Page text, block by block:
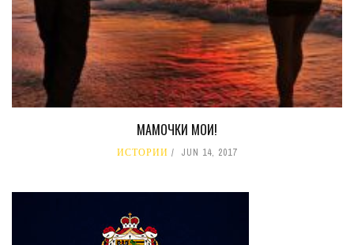
МАМОЧКИ МОИ!
ИСТОРИИ JUN 14, 2017